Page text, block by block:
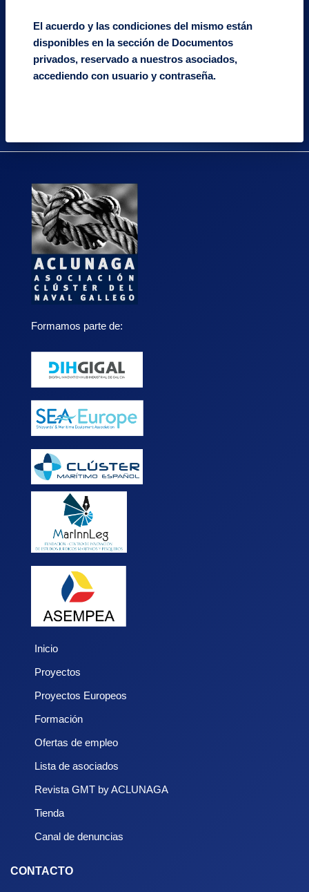
El acuerdo y las condiciones del mismo están
disponibles en la sección de Documentos
privados, reservado a nuestros asociados,
accediendo con usuario y contraseña.
Formamos parte de:
Inicio
Proyectos
Proyectos Europeos
Formación
Ofertas de empleo
Lista de asociados
Revista GMT by ACLUNAGA
Tienda
Canal de denuncias
CONTACTO